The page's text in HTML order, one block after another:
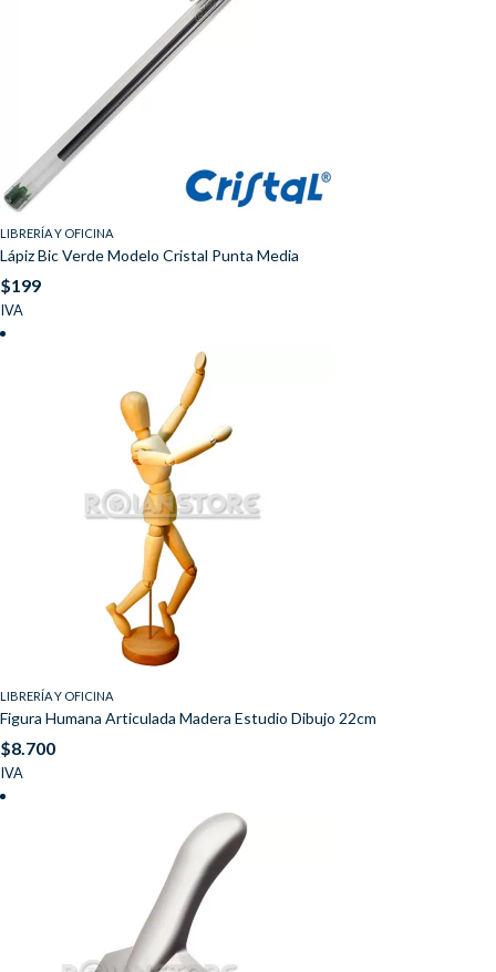
LIBRERÍA Y OFICINA
Lápiz Bic Verde Modelo Cristal Punta Media
$199
IVA
LIBRERÍA Y OFICINA
Figura Humana Articulada Madera Estudio Dibujo 22cm
$8.700
IVA